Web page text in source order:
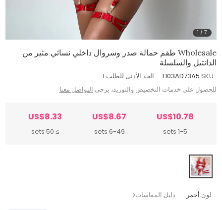
1 /7
Wholesale طقم حمالة صدر وسروال داخلي نسائي مثير من
الدانتيل والسلسلة
SKU:
T103AD73A5 الحد الأدنى للطلب:1
للحصول على خدمات التخصيص والتوريد، يرجى التواصل معنا
US$10.78
1-5 sets
US$8.67
6-49 sets
US$8.33
≥ 50 sets
لون:أحمر دليل المقاسات